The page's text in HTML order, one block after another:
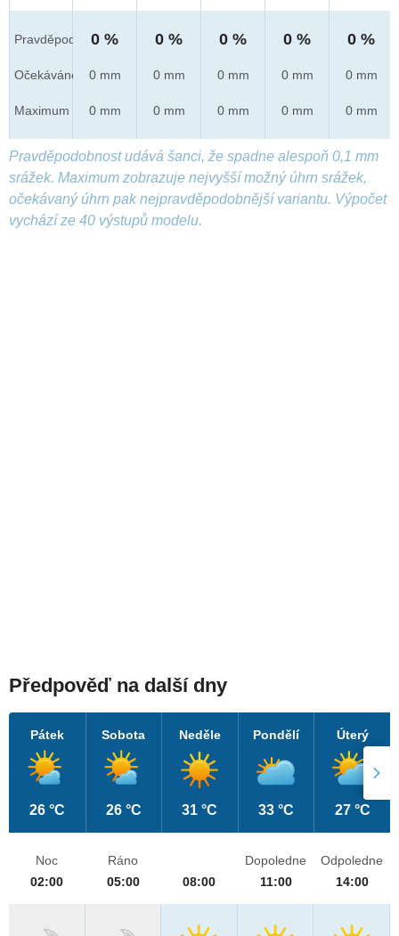
Pravděpod.
Očekáváno
Maximum
0 %
0 mm
0 mm
0 %
0 mm
0 mm
0 %
0 mm
0 mm
0 %
0 mm
0 mm
0 %
0 mm
0 mm
Pravděpodobnost udává šanci, že spadne alespoň 0,1 mm
srážek. Maximum zobrazuje nejvyšší možný úhrn srážek,
očekávaný úhrn pak nejpravděpodobnější variantu. Výpočet
vychází ze 40 výstupů modelu.
Předpověď na další dny
Pátek
26 °C
Sobota
26 °C
Neděle
31 °C
Pondělí
33 °C
Úterý
27 °C
Noc
02:00
Ráno
05:00
08:00
Dopoledne
11:00
Odpoledne
14:00